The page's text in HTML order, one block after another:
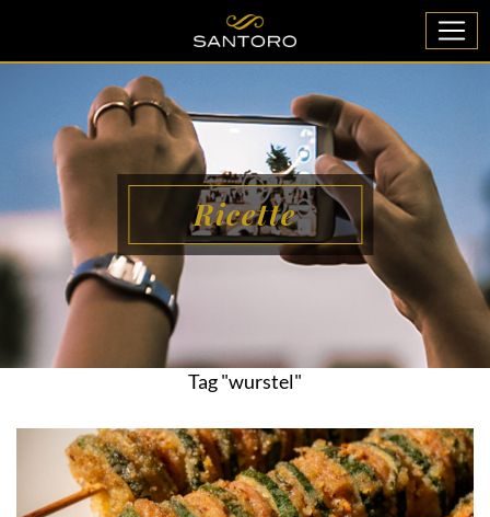
Ricette
Tag "wurstel"